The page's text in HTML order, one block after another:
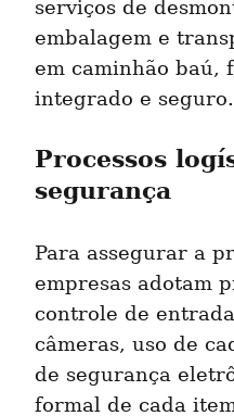
serviços de
embalagem e
em caminhão baú,
integrado e seguro.
Processos
segurança
Para assegurar a
empresas adotam
controle de
câmeras, uso de
de segurança
formal de cada